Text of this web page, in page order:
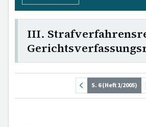
III.
S. 6 (Heft 1/2005)